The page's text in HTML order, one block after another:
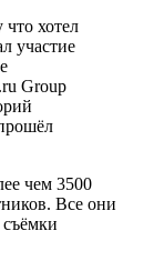
хотел
участие
Group
чем 3500
Все они